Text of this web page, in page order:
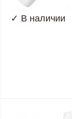
✓ В наличии